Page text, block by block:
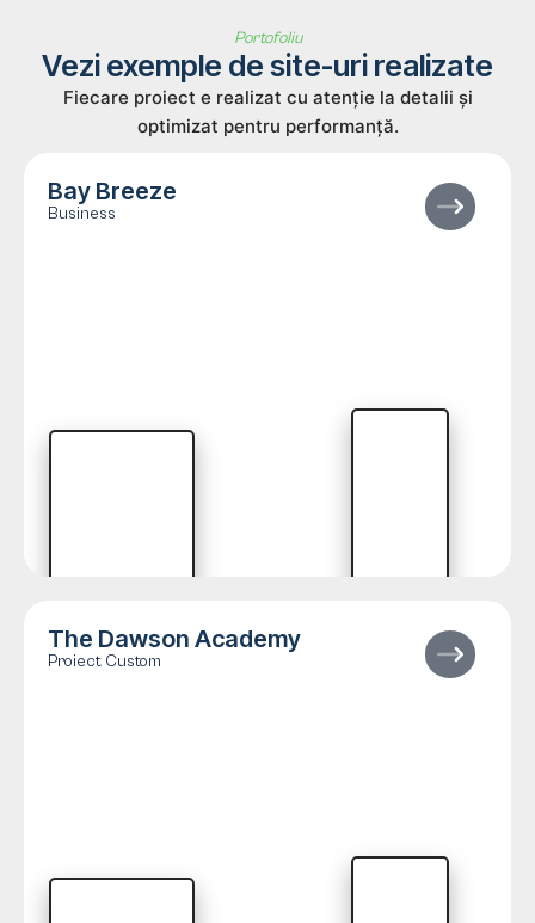
Portofoliu
Vezi exemple de site-uri realizate
Fiecare proiect e realizat cu atenție la detalii și
optimizat pentru performanță.
Bay Breeze
Business
The Dawson Academy
Proiect Custom